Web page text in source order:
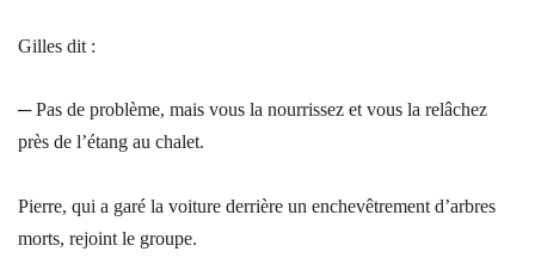
Gilles dit :
─ Pas de problème, mais vous la nourrissez et vous la relâchez
près de l’étang au chalet.
Pierre, qui a garé la voiture derrière un enchevêtrement d’arbres
morts, rejoint le groupe.